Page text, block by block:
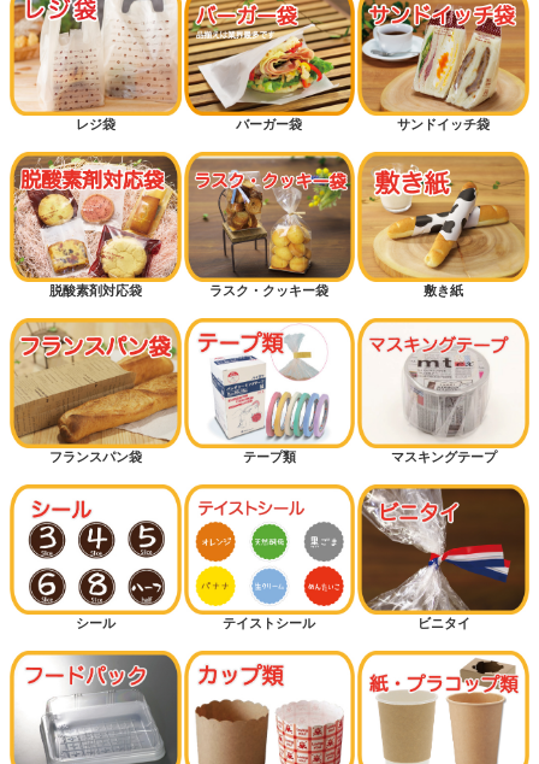
レジ袋 バーガー袋 サンドイッチ袋
脱酸素剤対応袋 ラスク・クッキー袋 敷き紙
フランスパン袋 テープ類 マスキングテープ
シール テイストシール ビニタイ